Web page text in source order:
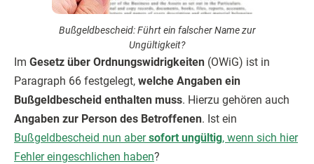
Bußgeldbescheid: Führt ein falscher Name zur
Ungültigkeit?
Im Gesetz über Ordnungswidrigkeiten (OWiG) ist in
Paragraph 66 festgelegt, welche Angaben ein
Bußgeldbescheid enthalten muss. Hierzu gehören auch
Angaben zur Person des Betroffenen. Ist ein
Bußgeldbescheid nun abersofort ungültig, wenn sich hier
Fehler eingeschlichen haben?